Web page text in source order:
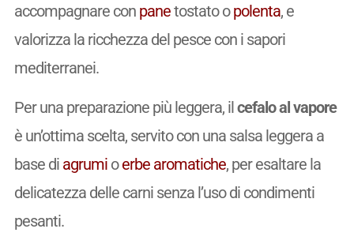
accompagnare con panetostato opolenta, e
valorizza la ricchezza del pesce con i sapori
mediterranei.
Per una preparazione più leggera, ilcefalo al vapore
è un’ottima scelta, servito con una salsa leggera a
base di agrumioerbe aromatiche, per esaltare la
delicatezza delle carni senza l’uso di condimenti
pesanti.